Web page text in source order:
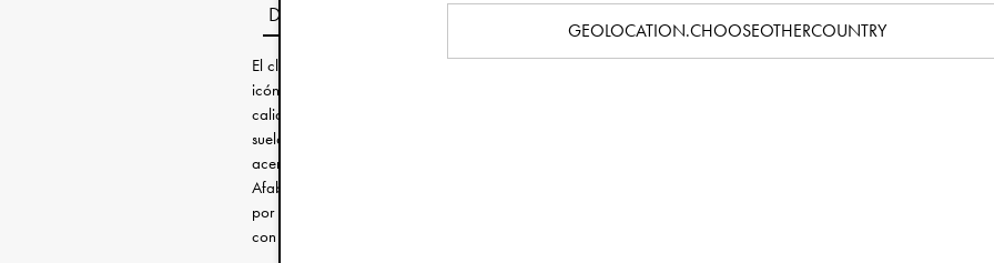
Descripción
El clip para chupete, un producto que llevamos perfeccionando desde 2005, es nuestra pieza más
icónica. Es nuestro primer producto, e inspiró la creación de la empresa. Nuestros clips de alta
calidad son esenciales para mantener limpio el chupete de tu bebé, asegurando que no se caiga al
suelo y no se pierda. Estos clips para chupetes de diseño exclusivo no tienen níquel, están hechos de
acero inoxidable perdurable y están decorados con los delicados detalles de nuestro logotipo.
Afable o vanguardista, distendido o elegante: ofrecemos una amplia gama de diseños para los clips,
por lo que podrás elegir el que mejor de adapte a tu estilo. Para completar el look, combina el clip
con uno de nuestros chupetes a juego.
GEOLOCATION.CHOOSEOTHERCOUNTRY